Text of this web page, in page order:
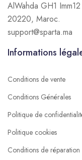
AlWahda GH1
20220, Maroc.
support@sparta.ma
Informations
Conditions de vente
Conditions Générales
Politique de
Politique cookies
Conditions de réparation